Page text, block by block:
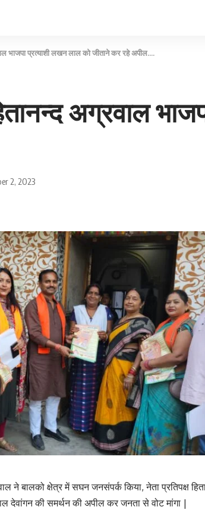
भाजपा प्रत्याशी लखन लाल को जीताने कर रहे अपील….
अग्रवाल
2, 2023
ने बालको क्षेत्र में सघन जनसंपर्क किया, नेता प्रतिपक्ष
देवांगन की समर्थन की अपील कर जनता से वोट मांगा |